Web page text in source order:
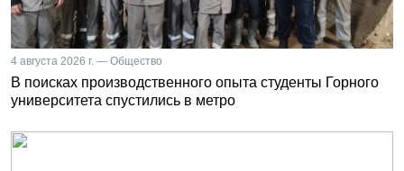
4 августа 2026 г. — Общество
В поисках производственного опыта студенты Горного
университета спустились в метро